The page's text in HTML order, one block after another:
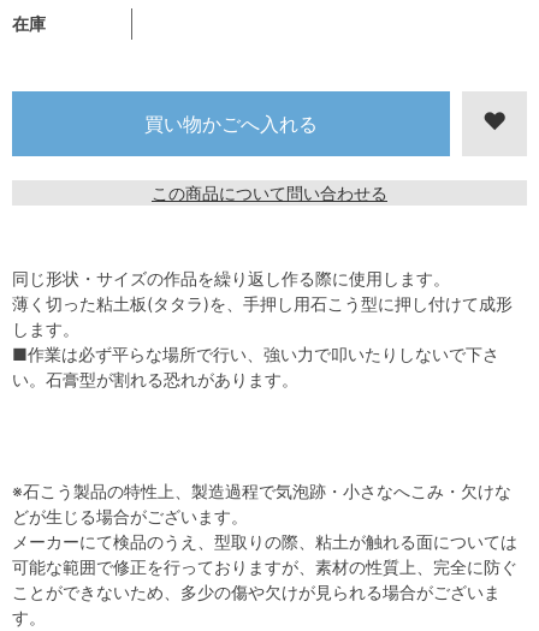
在庫
この商品について問い合わせる
同じ形状・サイズの作品を繰り返し作る際に使用します。
薄く切った粘土板(タタラ)を、手押し用石こう型に押し付けて成形
します。
■作業は必ず平らな場所で行い、強い力で叩いたりしないで下さ
い。石膏型が割れる恐れがあります。
※石こう製品の特性上、製造過程で気泡跡・小さなへこみ・欠けな
どが生じる場合がございます。
メーカーにて検品のうえ、型取りの際、粘土が触れる面については
可能な範囲で修正を行っておりますが、素材の性質上、完全に防ぐ
ことができないため、多少の傷や欠けが見られる場合がございま
す。